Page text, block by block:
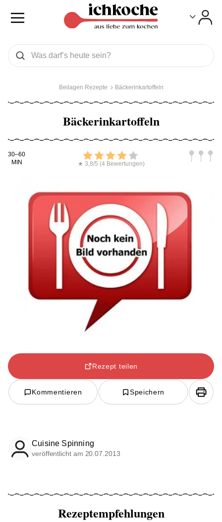
Was wollen Sie suchen
Suchen
Beilagen Rezepte Bäckerinkartoffeln
Bäckerinkartoffeln
Kochdauer
30–60
MIN
Bewerten
★ 3,8/5 (4 Bewertungen)
Rezept teilen
Kommentieren Speichern
Cuisine Spinning
veröffentlicht am 20.07.2013
Rezeptempfehlungen